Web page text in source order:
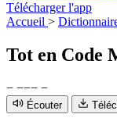
Télécharger l'app
Accueil >
Tot en Code
− −−− −
Écouter